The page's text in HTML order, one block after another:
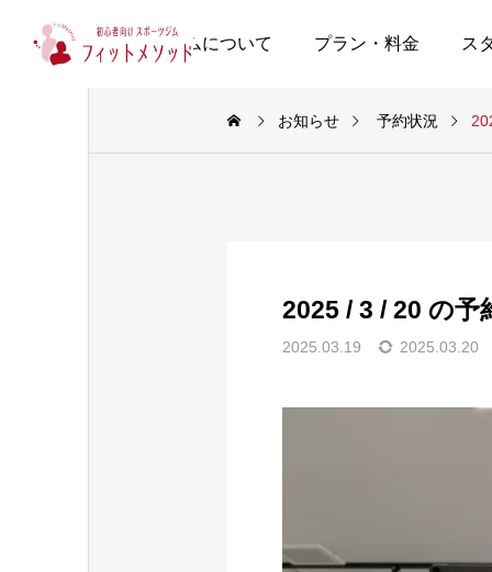
当ジムについて プラン・料金 ス
お知らせ 予約状況
2025 / 3 / 20 の予
2025.03.19 2025.03.20